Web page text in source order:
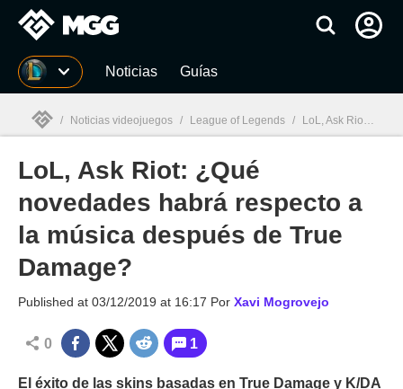
MGG Noticias Guías
MGG
/ Noticias videojuegos / League of Legends / LoL, Ask Riot: ¿Qué novedades habrá respecto a la música después de True Damage?
LoL, Ask Riot: ¿Qué
novedades habrá respecto a
la música después de True
Damage?
Published at 03/12/2019 at 16:17 Por Xavi Mogrovejo
0 1
El éxito de las skins basadas en True Damage y K/DA